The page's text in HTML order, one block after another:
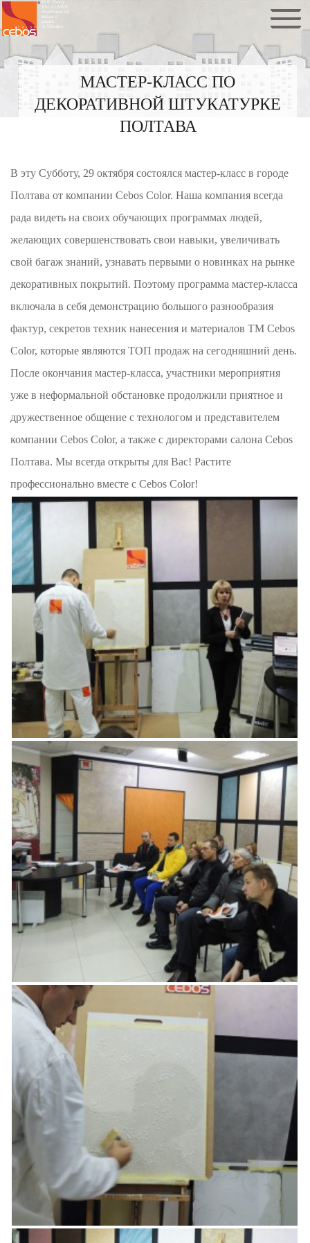
FOP Plaxiy
EXCLUSIVE
distributor of
Italian`s
paints
in Ukraine
МАСТЕР-КЛАСС ПО
ДЕКОРАТИВНОЙ ШТУКАТУРКЕ
ПОЛТАВА
В эту Субботу, 29 октября состоялся мастер-класс в городе
Полтава от компании Cebos Color. Наша компания всегда
рада видеть на своих обучающих программах людей,
желающих совершенствовать свои навыки, увеличивать
свой багаж знаний, узнавать первыми о новинках на рынке
декоративных покрытий. Поэтому программа мастер-класса
включала в себя демонстрацию большого разнообразия
фактур, секретов техник нанесения и материалов ТМ Cebos
Color, которые являются ТОП продаж на сегодняшний день.
После окончания мастер-класса, участники мероприятия
уже в неформальной обстановке продолжили приятное и
дружественное общение с технологом и представителем
компании Cebos Color, а также с директорами салона Cebos
Полтава. Мы всегда открыты для Вас! Растите
профессионально вместе с Cebos Color!